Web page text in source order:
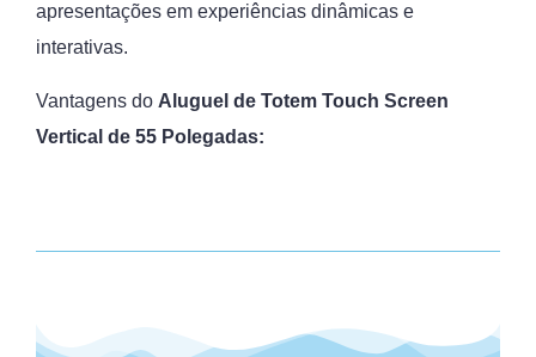
apresentações em experiências dinâmicas e
interativas.
Vantagens do Aluguel de Totem Touch Screen
Vertical de 55 Polegadas: